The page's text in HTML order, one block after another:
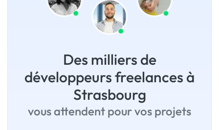
Des milliers de
développeurs freelances à
Strasbourg
vous attendent pour vos projets